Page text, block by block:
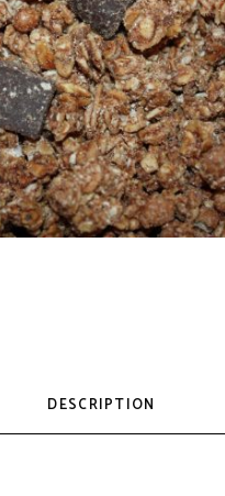
DESCRIPTION